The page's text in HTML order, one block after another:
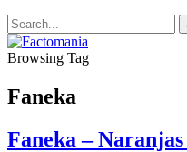
Browsing Tag
Faneka
Faneka –